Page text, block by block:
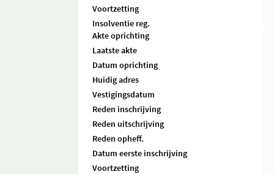
Voortzetting
Insolventie reg.
Akte oprichting
Laatste akte
Datum oprichting
Huidig adres
Vestigingsdatum
Reden inschrijving
Reden uitschrijving
Reden opheff.
Datum eerste inschrijving
Voortzetting